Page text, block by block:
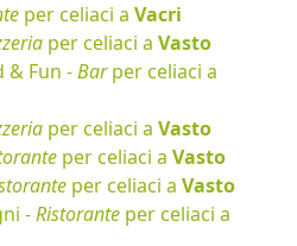
per celiaci a Vacri
per celiaci a Vasto
& Fun -Barper celiaci a
per celiaci a Vasto
per celiaci a Vasto
per celiaci a Vasto
-Ristorante per celiaci a